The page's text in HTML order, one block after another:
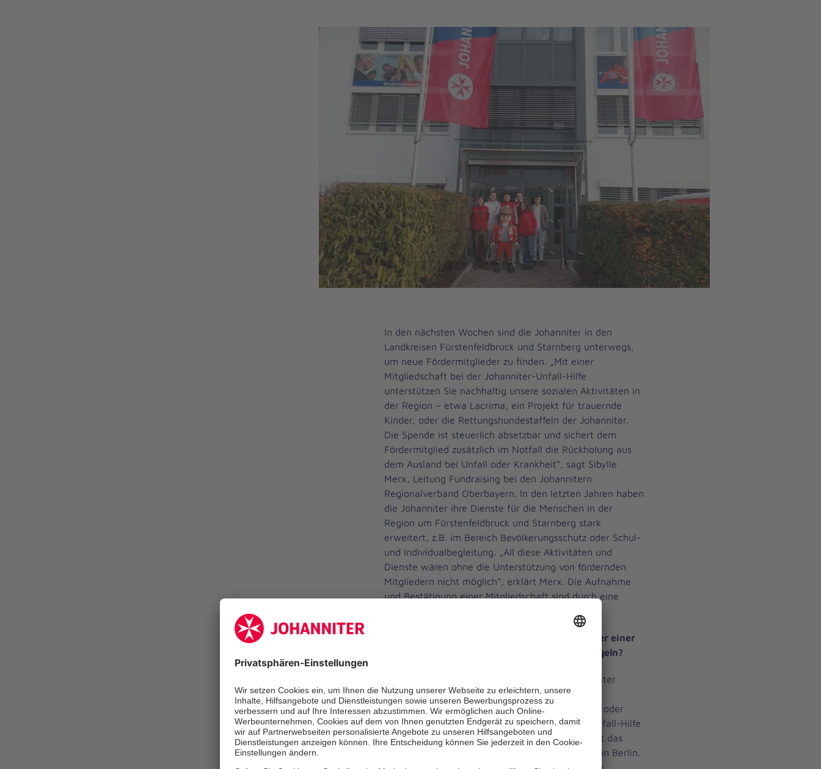
In den nächsten Wochen sind die Johanniter in den
Landkreisen Fürstenfeldbruck und Starnberg unterwegs,
um neue Fördermitglieder zu finden. „Mit einer
Mitgliedschaft bei der Johanniter-Unfall-Hilfe
unterstützen Sie nachhaltig unsere sozialen Aktivitäten in
der Region – etwa Lacrima, ein Projekt für trauernde
Kinder, oder die Rettungshundestaffeln der Johanniter.
Die Spende ist steuerlich absetzbar und sichert dem
Fördermitglied zusätzlich im Notfall die Rückholung aus
dem Ausland bei Unfall oder Krankheit“, sagt Sibylle
Merx, Leitung Fundraising bei den Johannitern
Regionalverband Oberbayern. In den letzten Jahren haben
die Johanniter ihre Dienste für die Menschen in der
Region um Fürstenfeldbruck und Starnberg stark
erweitert, z.B. im Bereich Bevölkerungsschutz oder Schul-
und Individualbegleitung. „All diese Aktivitäten und
Dienste wären ohne die Unterstützung von fördernden
Mitgliedern nicht möglich“, erklärt Merx. Die Aufnahme
und Bestätigung einer Mitgliedschaft sind durch eine
Wie lässt sich erkennen, dass wirklich Vertreter einer
seriösen Hilfsorganisation an der Haustür klingeln?
Die Mitarbeiter und Mitarbeiterinnen der Johanniter
führen einen Dienstausweis mit sich, tragen
Dienstkleidung und dürfen kein Bargeld, Schecks oder
Sachspenden annehmen. Dass die Johanniter-Unfall-Hilfe
vertrauenswürdig mit Spenden umgeht, bestätigt das
Deutsche Zentralinstitut für soziale Fragen (dzi) in Berlin.